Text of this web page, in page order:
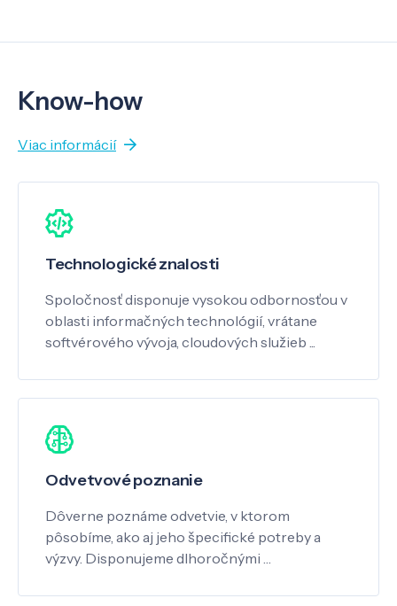
Know-how
Viac informácií
Technologické znalosti
Spoločnosť disponuje vysokou odbornosťou v
oblasti informačných technológií, vrátane
softvérového vývoja, cloudových služieb ...
Odvetvové poznanie
Dôverne poznáme odvetvie, v ktorom
pôsobíme, ako aj jeho špecifické potreby a
výzvy. Disponujeme dlhoročnými …